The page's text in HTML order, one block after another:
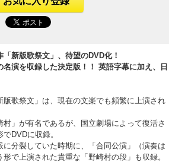
新版歌祭文」、待望のDVD化！
名演を収録した決定版！！ 英語字幕に加え、日
版歌祭文」は、現在の文楽でも頻繁に上演され
」が有名であるが、国立劇場によって復活さ
DVDに収録。
分裂していた時期に、「合同公演」（演奏は
で上演された貴重な「野崎村の段」も収録。